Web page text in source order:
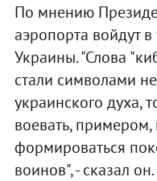
По мнению
аэропорта войдут
Украины. "Слова
стали символами
украинского духа,
воевать,
формироваться
воинов", - сказал он.